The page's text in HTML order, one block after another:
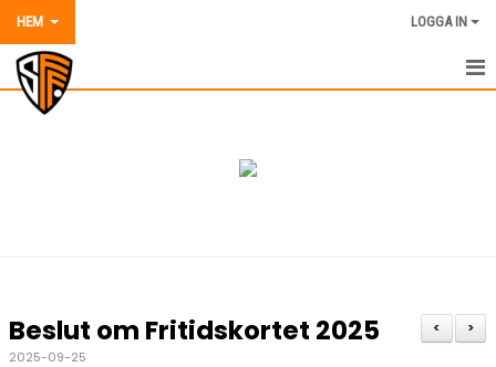
HEM LOGGA IN
HEM
KALENDER
>
<
Beslut om Fritidskortet 2025
2025-09-25